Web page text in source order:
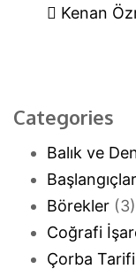
Kenan
Categories
Balık ve
Başlangıçlar
Börekler (3)
Coğrafi
Çorba Tarifi